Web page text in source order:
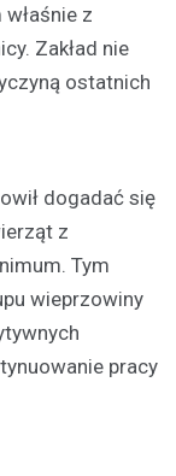
z
Zakład nie
ostatnich
dogadać się
z
Tym
wieprzowiny
pracy